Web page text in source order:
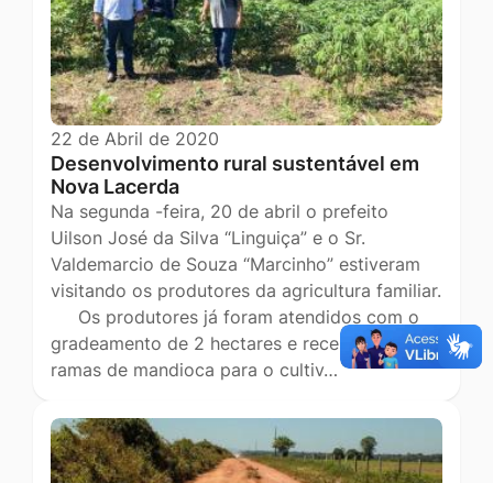
22 de Abril de 2020
Desenvolvimento rural sustentável em
Nova Lacerda
Na segunda -feira, 20 de abril o prefeito
Uilson José da Silva “Linguiça” e o Sr.
Valdemarcio de Souza “Marcinho” estiveram
visitando os produtores da agricultura familiar.
Os produtores já foram atendidos com o
gradeamento de 2 hectares e receberam
ramas de mandioca para o cultiv…